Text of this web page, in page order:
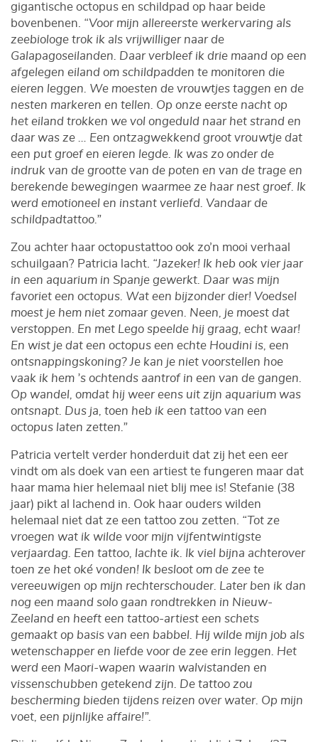
gigantische octopus en schildpad op haar beide
bovenbenen. “Voor mijn allereerste werkervaring als
zeebiologe trok ik als vrijwilliger naar de
Galapagoseilanden. Daar verbleef ik drie maand op een
afgelegen eiland om schildpadden te monitoren die
eieren leggen. We moesten de vrouwtjes taggen en de
nesten markeren en tellen. Op onze eerste nacht op
het eiland trokken we vol ongeduld naar het strand en
daar was ze … Een ontzagwekkend groot vrouwtje dat
een put groef en eieren legde. Ik was zo onder de
indruk van de grootte van de poten en van de trage en
berekende bewegingen waarmee ze haar nest groef. Ik
werd emotioneel en instant verliefd. Vandaar de
schildpadtattoo.”
Zou achter haar octopustattoo ook zo’n mooi verhaal
schuilgaan? Patricia lacht. “Jazeker! Ik heb ook vier jaar
in een aquarium in Spanje gewerkt. Daar was mijn
favoriet een octopus. Wat een bijzonder dier! Voedsel
moest je hem niet zomaar geven. Neen, je moest dat
verstoppen. En met Lego speelde hij graag, echt waar!
En wist je dat een octopus een echte Houdini is, een
ontsnappingskoning? Je kan je niet voorstellen hoe
vaak ik hem ’s ochtends aantrof in een van de gangen.
Op wandel, omdat hij weer eens uit zijn aquarium was
ontsnapt. Dus ja, toen heb ik een tattoo van een
octopus laten zetten.”
Patricia vertelt verder honderduit dat zij het een eer
vindt om als doek van een artiest te fungeren maar dat
haar mama hier helemaal niet blij mee is! Stefanie (38
jaar) pikt al lachend in. Ook haar ouders wilden
helemaal niet dat ze een tattoo zou zetten. “Tot ze
vroegen wat ik wilde voor mijn vijfentwintigste
verjaardag. Een tattoo, lachte ik. Ik viel bijna achterover
toen ze het oké vonden! Ik besloot om de zee te
vereeuwigen op mijn rechterschouder. Later ben ik dan
nog een maand solo gaan rondtrekken in Nieuw-
Zeeland en heeft een tattoo-artiest een schets
gemaakt op basis van een babbel. Hij wilde mijn job als
wetenschapper en liefde voor de zee erin leggen. Het
werd een Maori-wapen waarin walvistanden en
vissenschubben getekend zijn. De tattoo zou
bescherming bieden tijdens reizen over water. Op mijn
voet, een pijnlijke affaire!”.